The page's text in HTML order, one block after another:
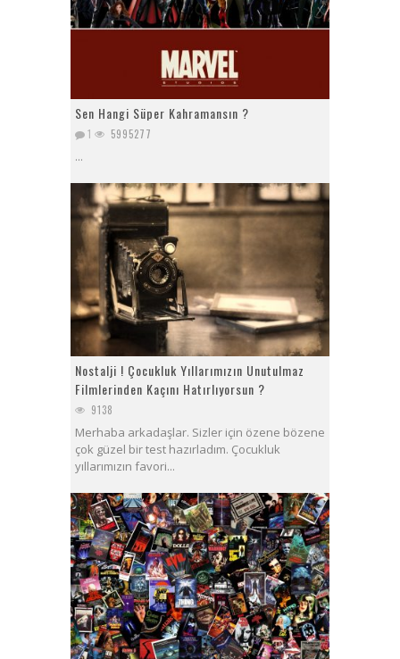
Sen Hangi Süper Kahramansın ?
1 5995277
...
Nostalji ! Çocukluk Yıllarımızın Unutulmaz
Filmlerinden Kaçını Hatırlıyorsun ?
9138
Merhaba arkadaşlar. Sizler için özene bözene
çok güzel bir test hazırladım. Çocukluk
yıllarımızın favori...